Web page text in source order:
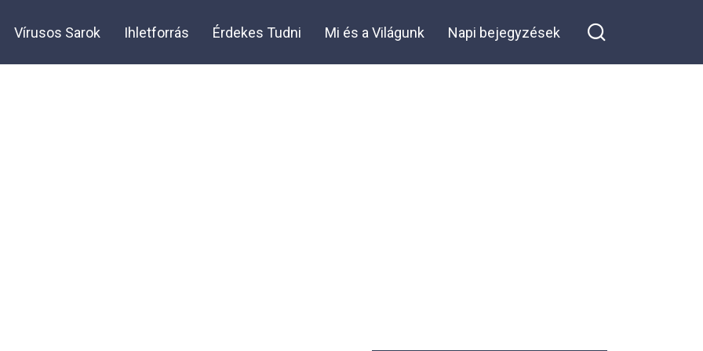
Vírusos Sarok Ihletforrás Érdekes Tudni Mi és a Világunk Napi bejegyzések
Share on Facebook
apám
életet és